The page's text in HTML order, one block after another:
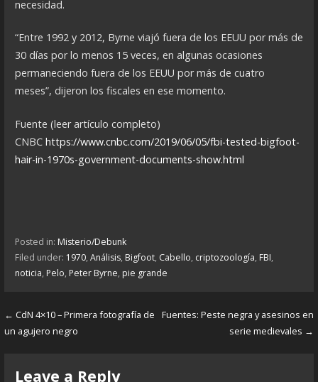
necesidad.
“Entre 1992 y 2012, Byrne viajó fuera de los EEUU por más de
30 días por lo menos 15 veces, en algunas ocasiones
permaneciendo fuera de los EEUU por más de cuatro
meses”, dijeron los fiscales en ese momento.
Fuente (leer artículo completo)
CNBC https://www.cnbc.com/2019/06/05/fbi-tested-bigfoot-
hair-in-1970s-government-documents-show.html
Posted in: Misterio/Debunk
Filed under: 1970, Análisis, Bigfoot, Cabello, criptozoología, FBI,
noticia, Pelo, Peter Byrne, pie grande
P
← CdN 4×10 – Primera fotografía de
un agujero negro
Fuentes: Peste negra y asesinos en
serie medievales →
Leave a Reply